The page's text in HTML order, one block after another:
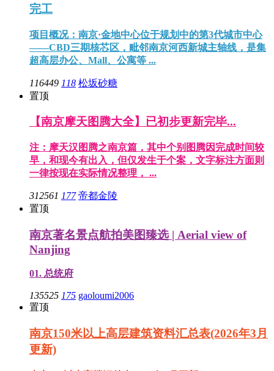
完工
项目概况：南京·金地中心位于规划中的第3代城市中心
——CBD三期核芯区，毗邻南京河西新城主轴线，是集
超高层办公、Mall、公寓等 ...
116449 118 松坂砂糖
置顶
【南京摩天图腾大全】已初步更新完毕...
注：摩天汉图腾之南京篇，其中个别图腾因完成时间较
早，和现今有出入，但仅发生于个案，文字标注方面则
一律按现在实际情况整理， ...
312561 177 帝都金陵
置顶
南京著名景点航拍美图臻选 | Aerial view of
Nanjing
01. 总统府
135525 175 gaoloumi2006
置顶
南京150米以上高层建筑资料汇总表(2026年3月
更新)